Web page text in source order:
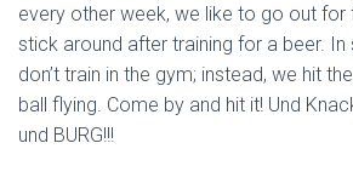
every other week, we like to go out
stick around after training for a beer. In
don’t train in the gym; instead, we hit
ball flying. Come by and hit it! Und
und BURG!!!